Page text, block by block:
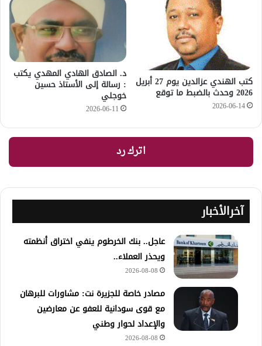
كتب الهندي عزالدين يوم 27 أبريل
2026 وحدث بالضبط ما توقع
2026-06-14
د. الصادق الهادي المهدي يكتب
: رسالة إلى الأستاذ حسين
خوجلي
2026-06-11
اترك رد
آخرالأخبار
عاجل.. بنك الخرطوم ينفي اختراق أنظمته
ويحذر العملاء..
2026-08-08
مصادر خاصة للجزيرة نت: مشاورات للبرهان
مع قوى سودانية للعفو عن معارضين
والإعداد لحوار وطني
2026-08-08